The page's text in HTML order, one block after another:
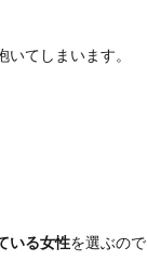
てしまいます。
いる女性を選ぶので